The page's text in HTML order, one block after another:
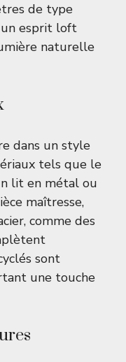
de type
esprit loft
naturelle
dans un style
tels que le
lit en métal ou
maîtresse,
comme des
sont
une touche